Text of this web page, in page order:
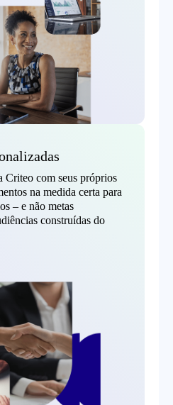
Criteo com seus próprios
na medida certa para
– e não metas
construídas do